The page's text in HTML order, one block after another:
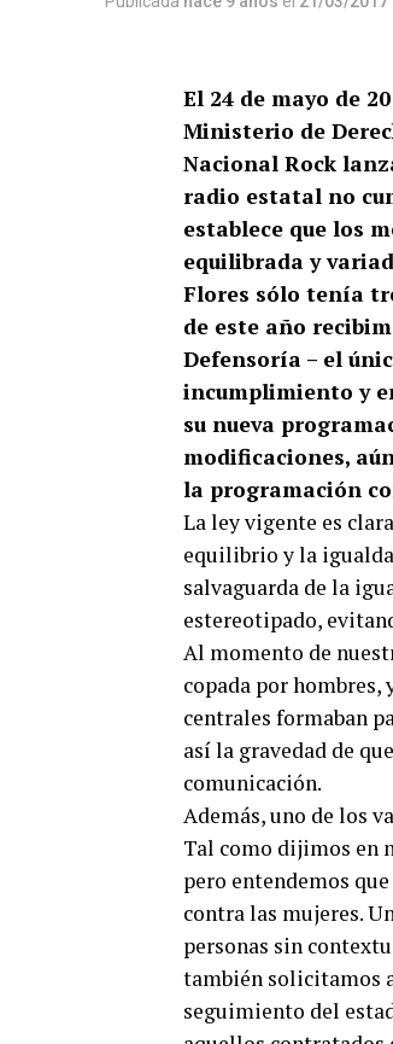
El 24 de mayo de
Ministerio de
Nacional Rock
radio estatal no
establece que los
equilibrada y
Flores sólo tenía
de este año
Defensoría – el
incumplimiento y
su nueva
modificaciones,
la programación
La ley vigente es
equilibrio y la
salvaguarda de la
estereotipado,
Al momento de
copada por
centrales formaban
así la gravedad de
comunicación.
Además, uno de los
Tal como dijimos en
pero entendemos
contra las mujeres.
personas sin
también solicitamos
seguimiento del